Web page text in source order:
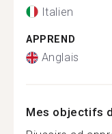
Italien
APPREND
Anglais
Mes objectifs